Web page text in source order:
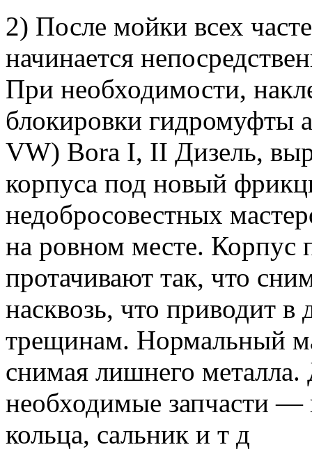
2) После мойки всех
начинается
При необходимости,
блокировки гидромуфты
VW) Bora I, II Дизель,
корпуса под новый
недобросовестных
на ровном месте.
протачивают так, что
насквозь, что приводит
трещинам. Нормальный
снимая лишнего металла.
необходимые запчасти
кольца, сальник и т д